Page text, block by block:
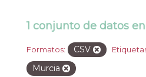
1 conjunto de datos
Formatos: CSV
Murcia